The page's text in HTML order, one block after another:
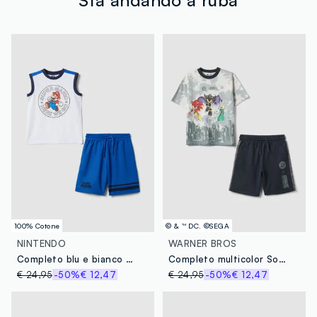
100% Cotone
NINTENDO
Completo blu e bianco in puro cotone con top e shorts
€ 24,95-50%€ 12,47
© & ™ DC. ©SEGA
WARNER BROS
Completo multicolor Sonic in puro cotone
€ 24,95 -50%€ 12,47